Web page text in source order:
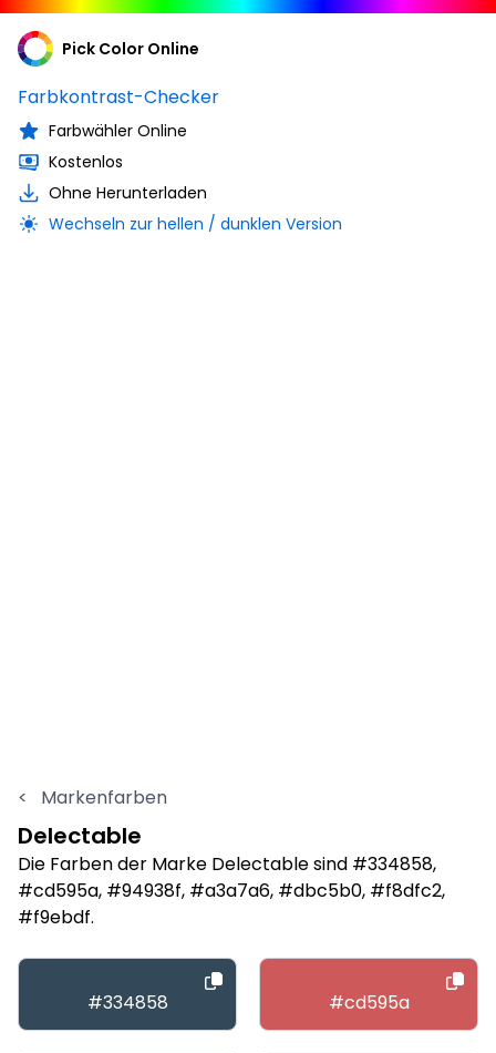
Pick Color Online
Farbkontrast-Checker
Farbwähler Online
Kostenlos
Ohne Herunterladen
Wechseln zur hellen / dunklen Version
< Markenfarben
Delectable
Die Farben der Marke Delectable sind #334858,
#cd595a, #94938f, #a3a7a6, #dbc5b0, #f8dfc2,
#f9ebdf.
#334858 #cd595a